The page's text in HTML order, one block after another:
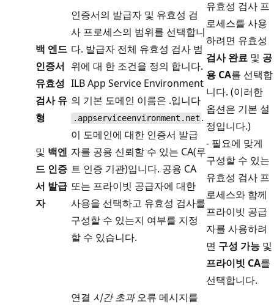
백 엔드
인증서
유효성
검사 유
형
및 백엔
드 인증
서 발급
자
인증서의 발급자 및 유효성 검
사 프로세스의 범위를 선택합니
다. 발급자 전체 유효성 검사 범
위에 대 한 조건을 정의 합니다.
ILB App Service Environment
의 기본 도메인 이름은 .입니다
.appserviceenvironment.net .
이 도메인에 대한 인증서 발급
자를 공용 신뢰할 수 있는 CA(루
트 인증 기관)입니다. 공용 CA
또는 프라이빗 공급자에 대한
사용을 선택하고 유효성 검사를
구성할 수 있는지 여부를 지정
할 수 있습니다.
유효성 검사 프
로세스를 사용
하려면 유효성
검사 완료 및 공
용 CA를 선택합
니다. (이러한
옵션은 기본 설
정입니다.)
- 필요에 맞게
구성할 수 있는
유효성 검사 프
로세스와 함께
프라이빗 공급
자를 사용하려
면 구성 가능 및
프라이빗 CA를
선택합니다.
연결 시간 초과오류 메시지를